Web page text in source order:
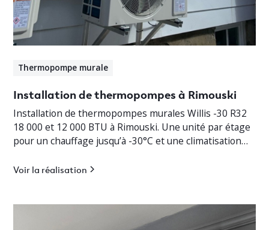
Thermopompe murale
Installation de thermopompes à Rimouski
Installation de thermopompes murales Willis -30 R32
18 000 et 12 000 BTU à Rimouski. Une unité par étage
pour un chauffage jusqu’à -30°C et une climatisation
Voir la réalisation